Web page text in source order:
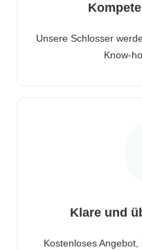
Unsere Schlosser
Know-
Klare und
Kostenloses